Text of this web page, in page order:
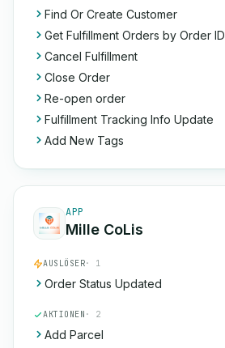
Find Or Create Customer
Get Fulfillment Orders by Order ID
Cancel Fulfillment
Close Order
Re-open order
Fulfillment Tracking Info Update
Add New Tags
APP
Mille CoLis
AUSLÖSER· 1
Order Status Updated
AKTIONEN · 2
Add Parcel